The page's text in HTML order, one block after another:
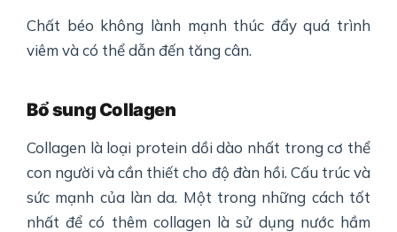
Chất béo không lành mạnh thúc đẩy quá trình
viêm và có thể dẫn đến tăng cân.
Bổ sung Collagen
Collagen là loại protein dồi dào nhất trong cơ thể
con người và cần thiết cho độ đàn hồi. Cấu trúc và
sức mạnh của làn da. Một trong những cách tốt
nhất để có thêm collagen là sử dụng nước hầm